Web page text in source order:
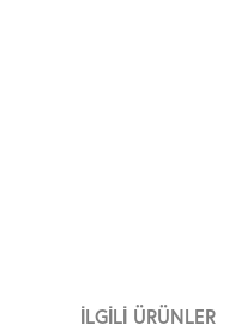
İLGILI ÜRÜNLER